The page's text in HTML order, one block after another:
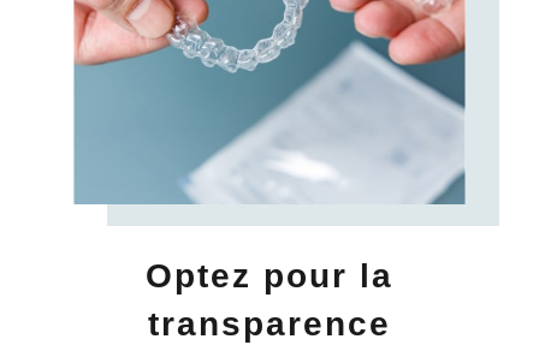
Optez pour la
transparence